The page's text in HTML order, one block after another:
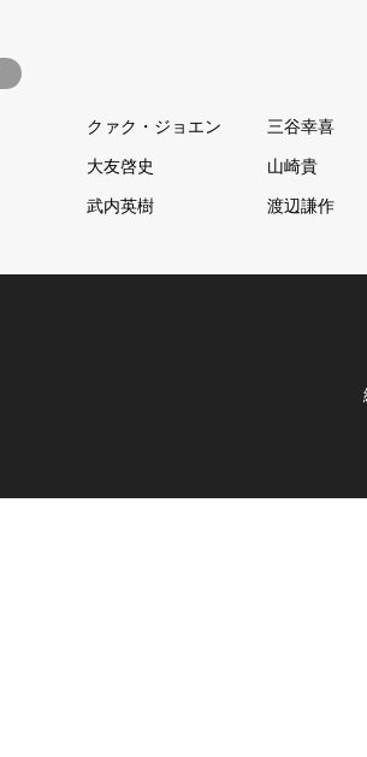
クァク・ジョエン 三谷幸喜
大友啓史 山崎貴
武内英樹 渡辺謙作